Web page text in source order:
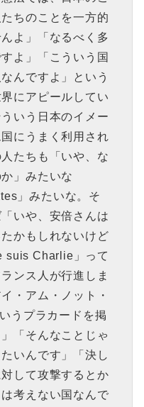
ちのことを一方的
よ」「なるべく多
よ」「こういう国
んですよ」という
にアピールしてい
いう日本のイメー
にうまく利用され
たちも「いや、な
」みたいな
」みたいな。そ
いや、安倍さんは
かもしれないけど
suis Charlie」って
ンス人が行進しま
・アム・ノット・
うプラカードを掲
「そんなことじゃ
いんです」「決し
して攻撃するとか
考えない国なんで